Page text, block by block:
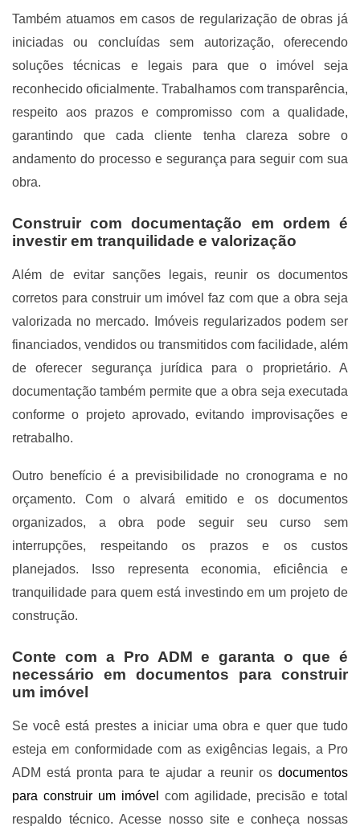
Também atuamos em casos de regularização de obras já
iniciadas ou concluídas sem autorização, oferecendo
soluções técnicas e legais para que o imóvel seja
reconhecido oficialmente. Trabalhamos com transparência,
respeito aos prazos e compromisso com a qualidade,
garantindo que cada cliente tenha clareza sobre o
andamento do processo e segurança para seguir com sua
obra.
Construir com documentação em ordem é
investir em tranquilidade e valorização
Além de evitar sanções legais, reunir os documentos
corretos para construir um imóvel faz com que a obra seja
valorizada no mercado. Imóveis regularizados podem ser
financiados, vendidos ou transmitidos com facilidade, além
de oferecer segurança jurídica para o proprietário. A
documentação também permite que a obra seja executada
conforme o projeto aprovado, evitando improvisações e
retrabalho.
Outro benefício é a previsibilidade no cronograma e no
orçamento. Com o alvará emitido e os documentos
organizados, a obra pode seguir seu curso sem
interrupções, respeitando os prazos e os custos
planejados. Isso representa economia, eficiência e
tranquilidade para quem está investindo em um projeto de
construção.
Conte com a Pro ADM e garanta o que é
necessário em documentos para construir
um imóvel
Se você está prestes a iniciar uma obra e quer que tudo
esteja em conformidade com as exigências legais, a Pro
ADM está pronta para te ajudar a reunir os documentos
para construir um imóvel
com agilidade, precisão e total
respaldo técnico. Acesse nosso site e conheça nossas